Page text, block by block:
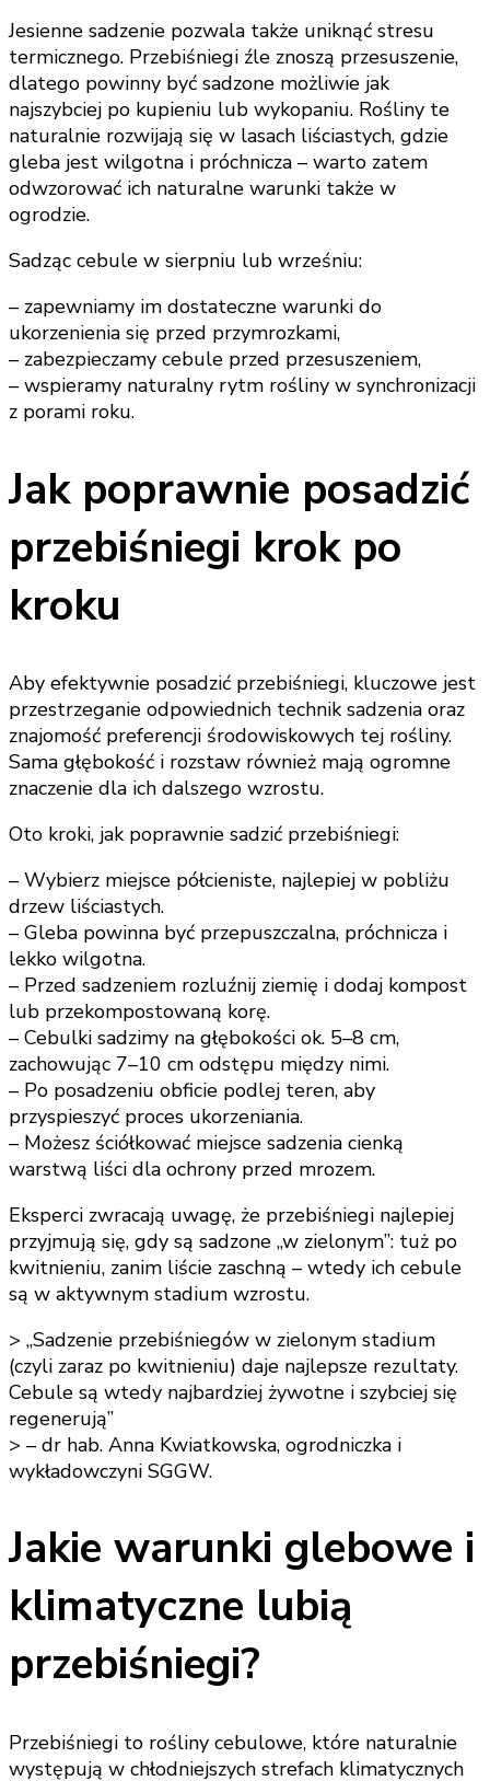
Jesienne sadzenie pozwala także uniknąć stresu
termicznego. Przebiśniegi źle znoszą przesuszenie,
dlatego powinny być sadzone możliwie jak
najszybciej po kupieniu lub wykopaniu. Rośliny te
naturalnie rozwijają się w lasach liściastych, gdzie
gleba jest wilgotna i próchnicza – warto zatem
odwzorować ich naturalne warunki także w
ogrodzie.
Sadząc cebule w sierpniu lub wrześniu:
– zapewniamy im dostateczne warunki do
ukorzenienia się przed przymrozkami,
– zabezpieczamy cebule przed przesuszeniem,
– wspieramy naturalny rytm rośliny w synchronizacji
z porami roku.
Jak poprawnie posadzić
przebiśniegi krok po
kroku
Aby efektywnie posadzić przebiśniegi, kluczowe jest
przestrzeganie odpowiednich technik sadzenia oraz
znajomość preferencji środowiskowych tej rośliny.
Sama głębokość i rozstaw również mają ogromne
znaczenie dla ich dalszego wzrostu.
Oto kroki, jak poprawnie sadzić przebiśniegi:
– Wybierz miejsce półcieniste, najlepiej w pobliżu
drzew liściastych.
– Gleba powinna być przepuszczalna, próchnicza i
lekko wilgotna.
– Przed sadzeniem rozluźnij ziemię i dodaj kompost
lub przekompostowaną korę.
– Cebulki sadzimy na głębokości ok. 5–8 cm,
zachowując 7–10 cm odstępu między nimi.
– Po posadzeniu obficie podlej teren, aby
przyspieszyć proces ukorzeniania.
– Możesz ściółkować miejsce sadzenia cienką
warstwą liści dla ochrony przed mrozem.
Eksperci zwracają uwagę, że przebiśniegi najlepiej
przyjmują się, gdy są sadzone „w zielonym”: tuż po
kwitnieniu, zanim liście zaschną – wtedy ich cebule
są w aktywnym stadium wzrostu.
> „Sadzenie przebiśniegów w zielonym stadium
(czyli zaraz po kwitnieniu) daje najlepsze rezultaty.
Cebule są wtedy najbardziej żywotne i szybciej się
regenerują”
> – dr hab. Anna Kwiatkowska, ogrodniczka i
wykładowczyni SGGW.
Jakie warunki glebowe i
klimatyczne lubią
przebiśniegi?
Przebiśniegi to rośliny cebulowe, które naturalnie
występują w chłodniejszych strefach klimatycznych